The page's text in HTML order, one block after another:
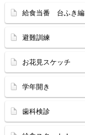
給食当番 台ふき編
避難訓練
お花見スケッチ
学年開き
歯科検診